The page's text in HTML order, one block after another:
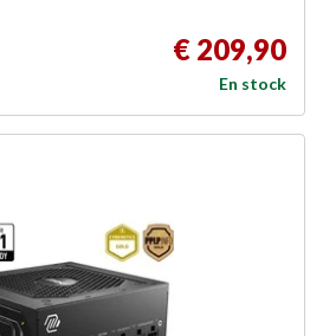
€ 209,90
En stock